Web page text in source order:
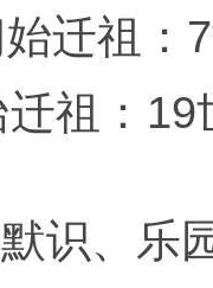
迁祖：
祖：
识、乐